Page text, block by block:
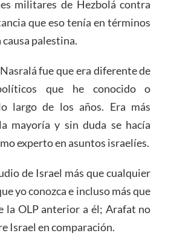
militares de Hezbolá contra
que eso tenía en términos
palestina.
fue que era diferente de
que he conocido o
largo de los años. Era más
mayoría y sin duda se hacía
experto en asuntos israelíes.
de Israel más que cualquier
yo conozca e incluso más que
la OLP anterior a él; Arafat no
Israel en comparación.